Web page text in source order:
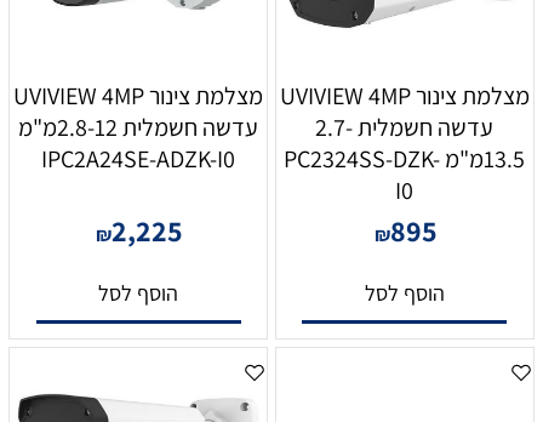
מצלמת צינור UVIVIEW 4MP
עדשה חשמלית 2.7-
13.5מ"מ PC2324SS-DZK-
I0
₪895
הוסף לסל
מצלמת צינור UVIVIEW 4MP
עדשה חשמלית 2.8-12מ"מ
IPC2A24SE-ADZK-I0
₪2,225
הוסף לסל